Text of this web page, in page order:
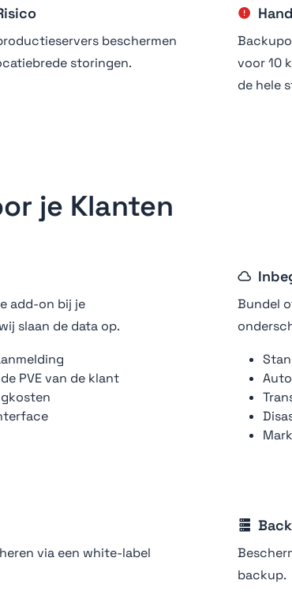
beschermen
storingen.
voor 10
de hele
je Klanten
add-on bij je
slaan de data op.
PVE van de klant
Bundel
via een white-label
backup.